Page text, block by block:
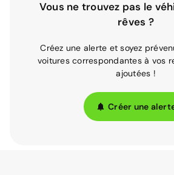
Vous ne trouvez pas le
rêves ?
Créez une alerte et soyez
voitures correspondantes à vos
ajoutées !
Créer une